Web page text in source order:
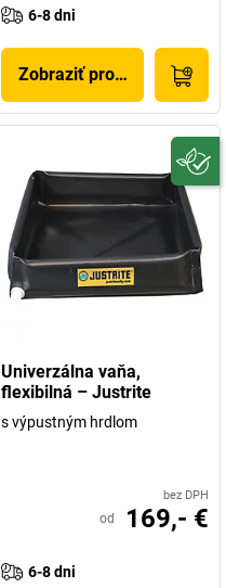
6-8 dni
Zobraziť produkt
Univerzálna vaňa,
flexibilná – Justrite
s výpustným hrdlom
bez DPH
od 169,- €
6-8 dni